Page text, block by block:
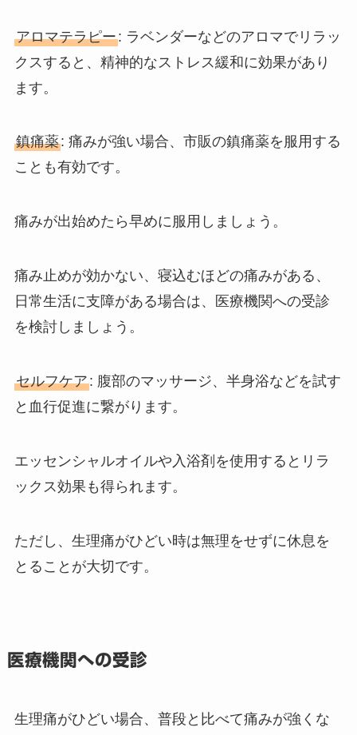
アロマテラピー: ラベンダーなどのアロマでリラッ
クスすると、精神的なストレス緩和に効果があり
ます。
鎮痛薬: 痛みが強い場合、市販の鎮痛薬を服用する
ことも有効です。
痛みが出始めたら早めに服用しましょう。
痛み止めが効かない、寝込むほどの痛みがある、
日常生活に支障がある場合は、医療機関への受診
を検討しましょう。
セルフケア: 腹部のマッサージ、半身浴などを試す
と血行促進に繋がります。
エッセンシャルオイルや入浴剤を使用するとリラ
ックス効果も得られます。
ただし、生理痛がひどい時は無理をせずに休息を
とることが大切です。
医療機関への受診
生理痛がひどい場合、普段と比べて痛みが強くな